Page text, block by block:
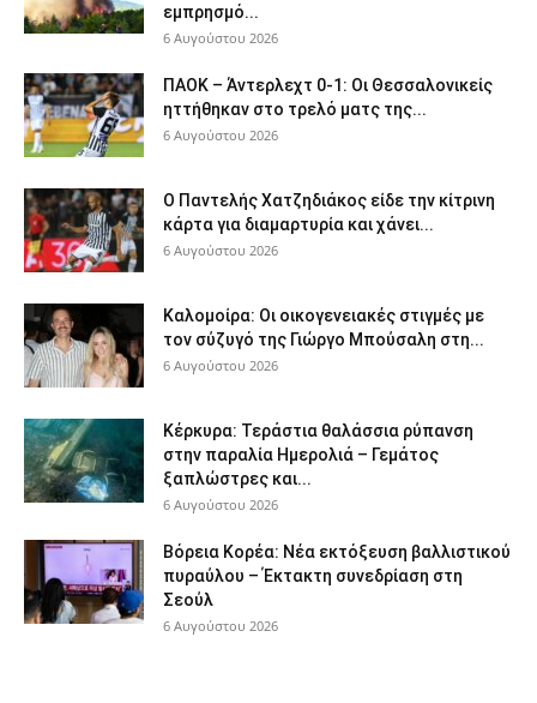
εμπρησμό...
6 Αυγούστου 2026
ΠΑΟΚ – Άντερλεχτ 0-1: Οι Θεσσαλονικείς
ηττήθηκαν στο τρελό ματς της...
6 Αυγούστου 2026
Ο Παντελής Χατζηδιάκος είδε την κίτρινη
κάρτα για διαμαρτυρία και χάνει...
6 Αυγούστου 2026
Καλομοίρα: Οι οικογενειακές στιγμές με
τον σύζυγό της Γιώργο Μπούσαλη στη...
6 Αυγούστου 2026
Κέρκυρα: Τεράστια θαλάσσια ρύπανση
στην παραλία Ημερολιά – Γεμάτος
ξαπλώστρες και...
6 Αυγούστου 2026
Βόρεια Κορέα: Νέα εκτόξευση βαλλιστικού
πυραύλου – Έκτακτη συνεδρίαση στη
Σεούλ
6 Αυγούστου 2026